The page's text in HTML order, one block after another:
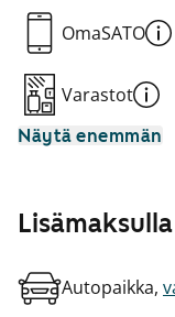
OmaSATO
Varastot
Näytä enemmän
Autopaikka,